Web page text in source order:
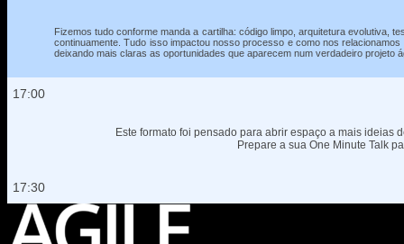
Fizemos tudo conforme manda a cartilha: código limpo, arquitetura evolutiva,
continuamente. Tudo isso impactou nosso processo e como nos
deixando mais claras as oportunidades que aparecem num verdadeiro projeto
17:00
Este formato foi pensado para abrir espaço a mais ideias
Prepare a sua One Minute Talk
17:30